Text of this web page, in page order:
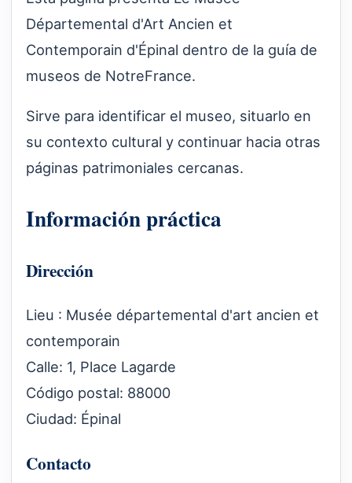
Départemental d'Art Ancien et
Contemporain d'Épinal dentro de la guía de
museos de NotreFrance.
Sirve para identificar el museo, situarlo en
su contexto cultural y continuar hacia otras
páginas patrimoniales cercanas.
Información práctica
Dirección
Lieu : Musée départemental d'art ancien et
contemporain
Calle: 1, Place Lagarde
Código postal: 88000
Ciudad: Épinal
Contacto